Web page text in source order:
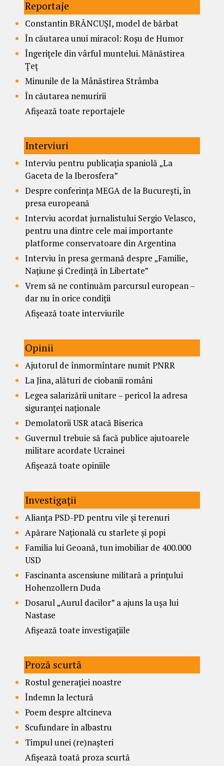
Reportaje
Constantin BRÂNCUȘI, model de bărbat
În căutarea unui miracol: Roșu de Humor
Îngerițele din vârful muntelui. Mănăstirea
Țeț
Minunile de la Mânăstirea Strâmba
În căutarea nemuririi
Afișează toate reportajele
Interviuri
Interviu pentru publicația spaniolă „La
Gaceta de la Iberosfera”
Despre conferința MEGA de la București, în
presa europeană
Interviu acordat jurnalistului Sergio Velasco,
pentru una dintre cele mai importante
platforme conservatoare din Argentina
Interviu în presa germană despre „Familie,
Națiune și Credință în Libertate”
Vrem să ne continuăm parcursul european –
dar nu în orice condiții
Afișează toate interviurile
Opinii
Ajutorul de înmormîntare numit PNRR
La Jina, alături de ciobanii români
Legea salarizării unitare – pericol la adresa
siguranței naționale
Demolatorii USR atacă Biserica
Guvernul trebuie să facă publice ajutoarele
militare acordate Ucrainei
Afișează toate opiniile
Investigații
Alianța PSD-PD pentru vile și terenuri
Apărare Națională cu starlete și popi
Familia lui Geoană, tun imobiliar de 400.000
USD
Fascinanta ascensiune militară a prințului
Hohenzollern Duda
Dosarul „Aurul dacilor” a ajuns la ușa lui
Nastase
Afișează toate investigațiile
Proză scurtă
Rostul generației noastre
Îndemn la lectură
Poem despre altcineva
Scufundare în albastru
Timpul unei (re)nașteri
Afișează toată proza scurtă